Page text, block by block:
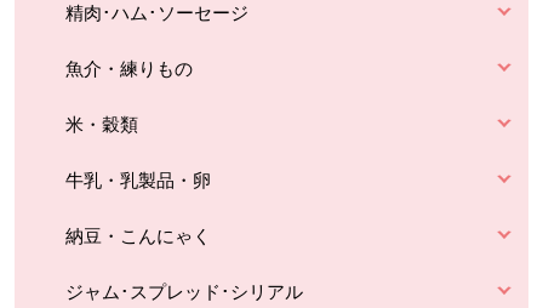
精肉･ハム･ソーセージ
魚介・練りもの
米・穀類
牛乳・乳製品・卵
納豆・こんにゃく
ジャム･スプレッド･シリアル